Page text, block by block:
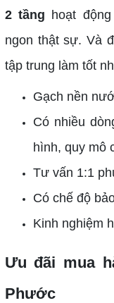
2 tầng hoạt
ngon thật sự. Và
tập trung làm tốt
Gạch nền
Có nhiều
hình, quy mô
Tư vấn 1:1
Có chế độ
Kinh nghiệm
Ưu đãi mua
Phước